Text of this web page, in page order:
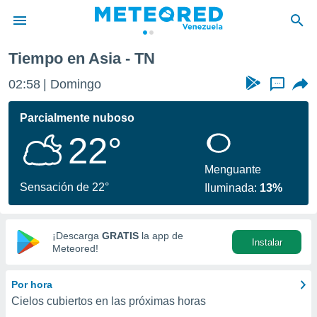
de
ha
que se
calidad.
a este
las
y
digital
basada
Tiempo en Asia - TN
02:58 Domingo ...
Parcialmente nuboso
22°
Sensación de 22°
Menguante
Iluminada: 13%
¡Descarga GRATIS la app de
Meteored!
Instalar
Por hora
Cielos cubiertos en las próximas horas